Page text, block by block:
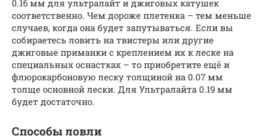
0.16 мм для ультралайт и джиговых катушек
соответственно. Чем дороже плетенка – тем меньше
случаев, когда она будет запутываться. Если вы
собираетесь ловить на твистеры или другие
джиговые приманки с креплением их к леске на
специальных оснастках – то приобретите ещё и
флюрокарбоновую леску толщиной на 0.07 мм
толще основной лески. Для Ультралайта 0.19 мм
будет достаточно.
Способы ловли